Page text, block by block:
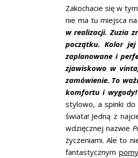
Zakochacie się w
nie ma tu miejsca
w realizacji. Zuzia
początku. Kolor
zaplanowane i
zjawiskowo w
zamówienie. To
komfortu i wygody!
stylowo, a spinki
świata! Jedną z
wdzięcznej nazwie
życzeniami. Ale to
fantastycznym